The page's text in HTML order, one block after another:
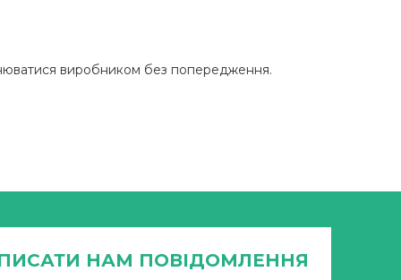
виробником без попередження.
НАМ ПОВІДОМЛЕННЯ